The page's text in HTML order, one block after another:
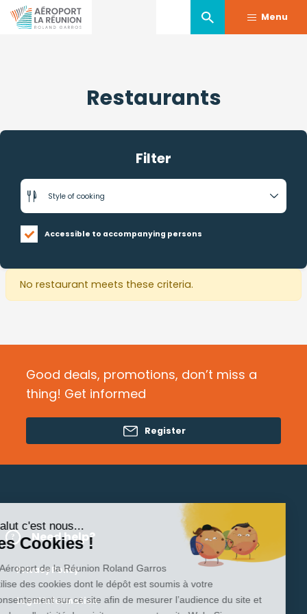
Salut c'est nous...
les Cookies !
L’Aéroport de la Réunion Roland Garros
utilise des cookies dont le dépôt est soumis à votre
consentement sur ce site afin de mesurer l’audience du site et
Menu
Restaurants
Filter
Accessible to accompanying persons
No restaurant meets these criteria.
Good deals, promotions, don’t miss a
thing! Get informed
Register
Need help?
Privacy Policy
Legal Information